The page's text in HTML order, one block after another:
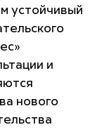
устойчивый
и
нового